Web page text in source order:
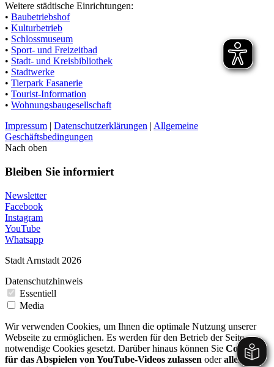
Weitere städtische Einrichtungen:
• Baubetriebshof
• Kulturbetrieb
• Schlossmuseum
• Sport- und Freizeitbad
• Stadt- und Kreisbibliothek
• Stadtwerke
• Tierpark Fasanerie
• Tourist-Information
• Wohnungsbaugesellschaft
Impressum | Datenschutzerklärungen | Allgemeine
Geschäftsbedingungen
Nach oben
Bleiben Sie informiert
Newsletter
Facebook
Instagram
YouTube
Whatsapp
Stadt Arnstadt 2026
Datenschutzhinweis
Essentiell
Media
Wir verwenden Cookies, um Ihnen die optimale Nutzung unserer
Webseite zu ermöglichen. Es werden für den Betrieb der Seite
notwendige Cookies gesetzt. Darüber hinaus können Sie Cookies
für das Abspielen von YouTube-Videos zulassen oderallen